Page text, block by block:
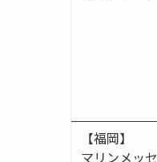
【福岡】
マリンメッセ